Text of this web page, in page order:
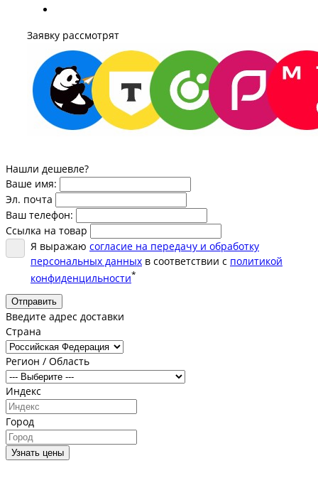
Заявку рассмотрят
Нашли дешевле?
Ваше имя:
Эл. почта
Ваш телефон:
Ссылка на товар
Я выражаю согласие на передачу и обработку
персональных данных в соответствии с политикой
конфиденцильности*
Отправить
Введите адрес доставки
Страна
Регион / Область
Индекс
Город
Узнать цены